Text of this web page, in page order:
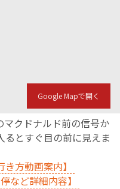
Google Mapで開く
クドナルド前の信号か
るとすぐ目の前に見えま
き方動画案内】
など詳細内容】